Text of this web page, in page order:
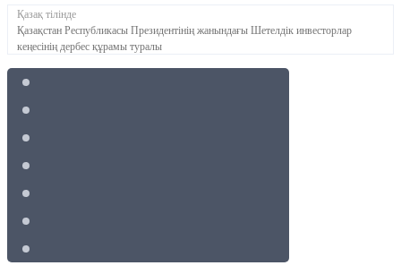
Қазақ тілінде
Қазақстан Республикасы Президентінің жанындағы Шетелдік инвесторлар
кеңесінің дербес құрамы туралы